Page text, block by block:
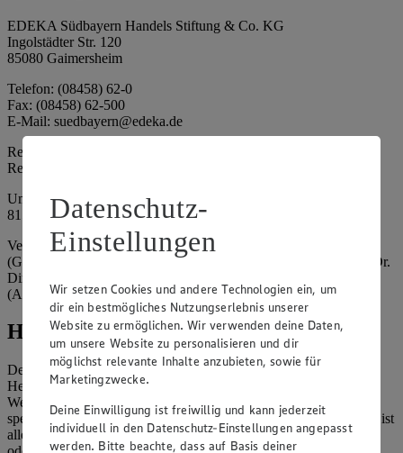
EDEKA Südbayern Handels Stiftung & Co. KG
Ingolstädter Str. 120
85080 Gaimersheim
Telefon: (08458) 62-0
Fax: (08458) 62-500
E-Mail: suedbayern@edeka.de
Registergericht: Amtsgericht Ingolstadt
Registernummer: HRA 3325
Umsatzsteuer-Identifikationsnummer gem. § 27a UStG: DE
815764015
Vertretungsberechtigte: EDEKA Südbayern Handelsstiftung
(Gesellschafter), Claus Hollinger (Vorstandsmitglied, Sprecher), Dr.
Dirk Eßmann (Vorstandsmitglied), Leo Schwaiberger
(Aufsichtsratsvorsitzender)
Hinweise
Der Inhalt dieser Website ist urheberrechtlich geschützt. Der
Herausgeber gewährt Ihnen jedoch das Recht, den auf dieser
Website bereitgestellten Text ganz oder ausschnittsweise zu
speichern und zu vervielfältigen. Aus Gründen des Urheberrechts ist
allerdings die Speicherung und Vervielfältigung von Bildmaterial
Datenschutz-
Einstellungen
Wir setzen Cookies und andere Technologien ein, um
dir ein bestmögliches Nutzungserlebnis unserer
Website zu ermöglichen. Wir verwenden deine Daten,
um unsere Website zu personalisieren und dir
möglichst relevante Inhalte anzubieten, sowie für
Marketingzwecke.
Deine Einwilligung ist freiwillig und kann jederzeit
individuell in den Datenschutz-Einstellungen angepasst
werden. Bitte beachte, dass auf Basis deiner